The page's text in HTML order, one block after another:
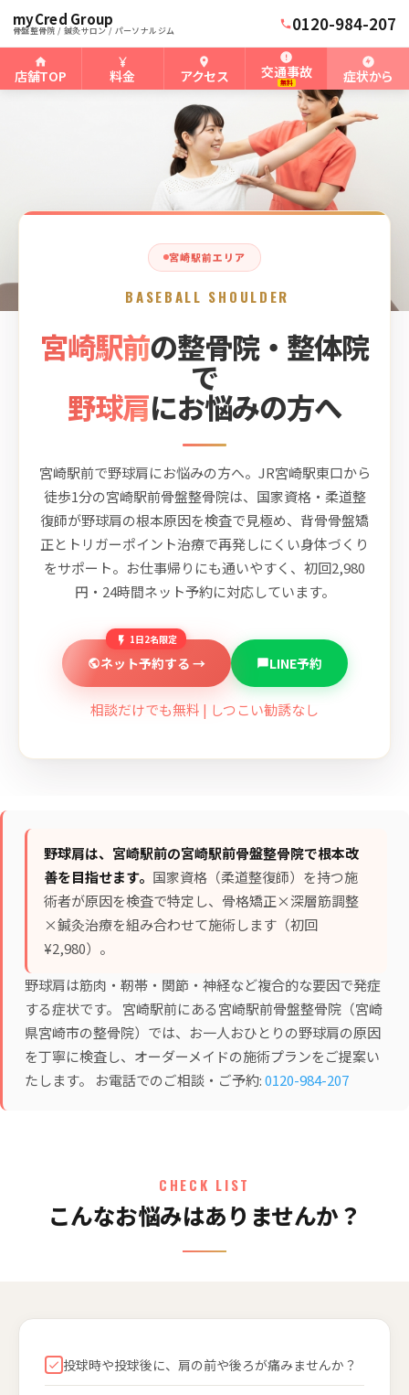
myCred Group
骨盤整骨院 / 鍼灸サロン / パーソナルジム 0120-984-207
店舗TOP 料金 アクセス 交通事故
無料 症状から
ホーム › 宮崎駅前骨盤整骨院
宮崎駅前エリア
BASEBALL SHOULDER
宮崎駅前の整骨院・整体院
で
野球肩にお悩みの方へ
宮崎駅前で野球肩にお悩みの方へ。JR宮崎駅東口から
徒歩1分の宮崎駅前骨盤整骨院は、国家資格・柔道整
復師が野球肩の根本原因を検査で見極め、背骨骨盤矯
正とトリガーポイント治療で再発しにくい身体づくり
をサポート。お仕事帰りにも通いやすく、初回2,980
円・24時間ネット予約に対応しています。
1日2名限定
ネット予約する → LINE予約
相談だけでも無料 | しつこい勧誘なし
野球肩は、宮崎駅前の宮崎駅前骨盤整骨院で根本改
善を目指せます。 国家資格（柔道整復師）を持つ施
術者が原因を検査で特定し、 骨格矯正×深層筋調整
×鍼灸治療を組み合わせて施術します（初回
¥2,980）。
野球肩は筋肉・靭帯・関節・神経など複合的な要因で発症
する症状です。 宮崎駅前にある宮崎駅前骨盤整骨院（宮崎
県宮崎市の整骨院）では、お一人おひとりの野球肩の原因
を丁寧に検査し、オーダーメイドの施術プランをご提案い
たします。 お電話でのご相談・ご予約:0120-984-207
CHECK LIST
こんなお悩みはありませんか？
投球時や投球後に、肩の前や後ろが痛みませんか？